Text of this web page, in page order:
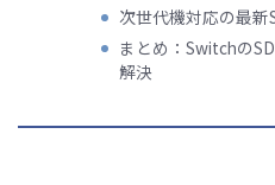
次世代機対応の最
まとめ：Switchの
解決